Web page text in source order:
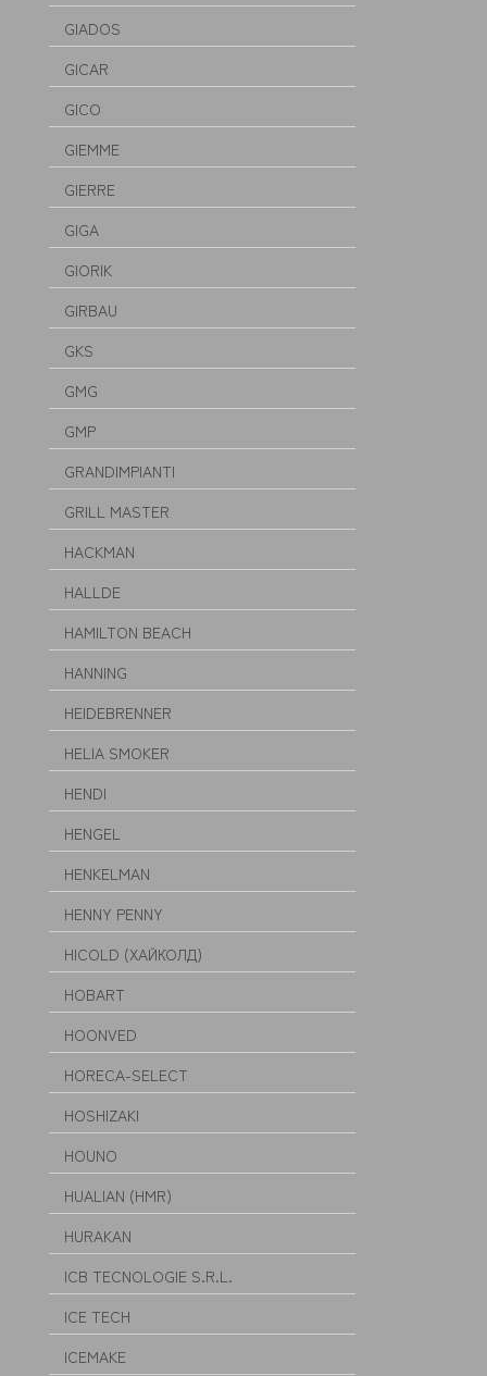
GIADOS
GICAR
GICO
GIEMME
GIERRE
GIGA
GIORIK
GIRBAU
GKS
GMG
GMP
GRANDIMPIANTI
GRILL MASTER
HACKMAN
HALLDE
HAMILTON BEACH
HANNING
HEIDEBRENNER
HELIA SMOKER
HENDI
HENGEL
HENKELMAN
HENNY PENNY
HICOLD (ХАЙКОЛД)
HOBART
HOONVED
HORECA-SELECT
HOSHIZAKI
HOUNO
HUALIAN (HMR)
HURAKAN
ICB TECNOLOGIE S.R.L.
ICE TECH
ICEMAKE